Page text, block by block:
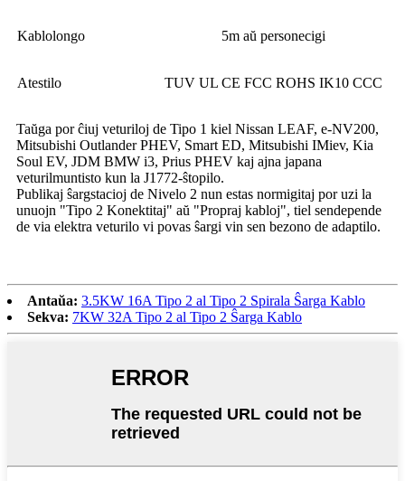
Kablolongo 5m aŭ personecigi
Atestilo TUV UL CE FCC ROHS IK10 CCC
Taŭga por ĉiuj veturiloj de Tipo 1 kiel Nissan LEAF, e-NV200,
Mitsubishi Outlander PHEV, Smart ED, Mitsubishi IMiev, Kia
Soul EV, JDM BMW i3, Prius PHEV kaj ajna japana
veturilmuntisto kun la J1772-ŝtopilo.
Publikaj ŝargstacioj de Nivelo 2 nun estas normigitaj por uzi la
unuojn "Tipo 2 Konektitaj" aŭ "Propraj kabloj", tiel sendepende
de via elektra veturilo vi povas ŝargi vin sen bezono de adaptilo.
Antaŭa: 3.5KW 16A Tipo 2 al Tipo 2 Spirala Ŝarga Kablo
Sekva: 7KW 32A Tipo 2 al Tipo 2 Ŝarga Kablo